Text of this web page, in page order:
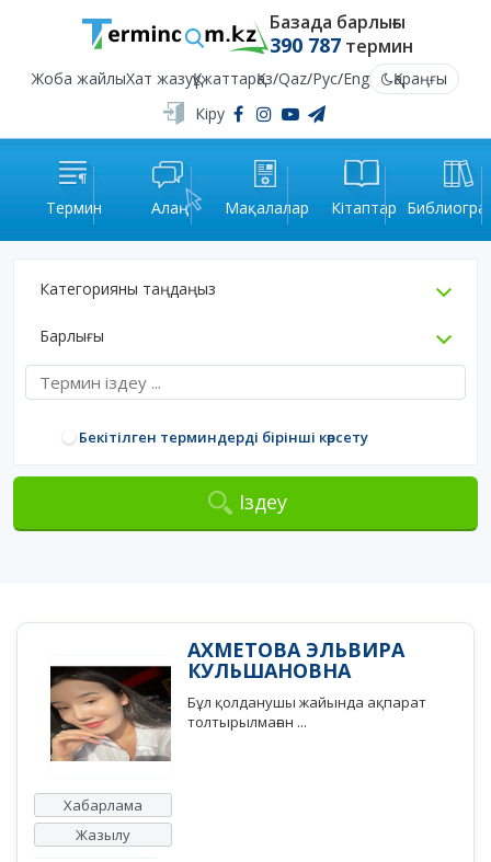
Базада барлығы
390 787термин
Жоба жайлыХат жазуҚұжаттарҚаз/Qaz/Рус/Eng
Қараңғы
Кіру
Термин Алаң Мақалалар Кітаптар
Категорияны таңдаңыз
Барлығы
Бекітілген терминдерді бірінші көрсету
Іздеу
Хабарлама
Жазылу
АХМЕТОВА ЭЛЬВИРА
КУЛЬШАНОВНА
Бұл қолданушы жайында ақпарат
толтырылмаған ...